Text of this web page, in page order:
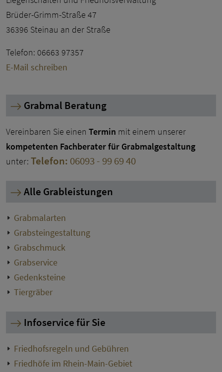
Brüder-Grimm-Straße 47
36396 Steinau an der Straße
Telefon: 06663 97357
E-Mail schreiben
Grabmal Beratung
Vereinbaren Sie einen Termin mit einem unserer
kompetenten Fachberater für Grabmalgestaltung
unter: Telefon: 06093 - 99 69 40
Alle Grableistungen
Grabmalarten
Grabsteingestaltung
Grabschmuck
Grabservice
Gedenksteine
Tiergräber
Infoservice für Sie
Friedhofsregeln und Gebühren
Friedhöfe im Rhein-Main-Gebiet